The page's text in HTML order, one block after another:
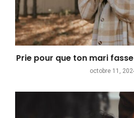
Prie pour que ton mari
octobre 11,